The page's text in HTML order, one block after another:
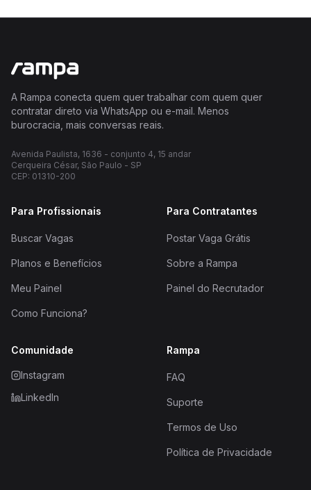
A Rampa conecta quem quer trabalhar com quem quer
contratar direto via WhatsApp ou e-mail. Menos
burocracia, mais conversas reais.
Avenida Paulista, 1636 - conjunto 4, 15 andar
Cerqueira César, São Paulo - SP
CEP: 01310-200
Para Profissionais
Buscar Vagas
Planos e Benefícios
Meu Painel
Como Funciona?
Para Contratantes
Postar Vaga Grátis
Sobre a Rampa
Painel do Recrutador
Comunidade
Instagram
LinkedIn
Rampa
FAQ
Suporte
Termos de Uso
Política de Privacidade